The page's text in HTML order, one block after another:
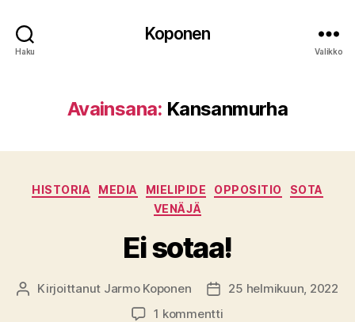
Haku
Koponen
Valikko
Avainsana: Kansanmurha
Kategoriat
HISTORIA MEDIA MIELIPIDE OPPOSITIO
SOTA
VENÄJÄ
Ei sotaa!
Kirjoittaja
Kirjoittanut Jarmo Koponen Julkaisupäivämäärä
25 helmikuun, 2022
1 kommenttiartikkeliin